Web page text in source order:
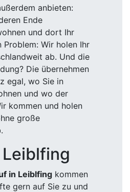
anbieten:
Ende
und dort Ihr
Wir holen Ihr
ab. Und die
Die übernehmen
egal, wo Sie in
und wo der
kommen und holen
große
in Leiblfing kommen
gern auf Sie zu und